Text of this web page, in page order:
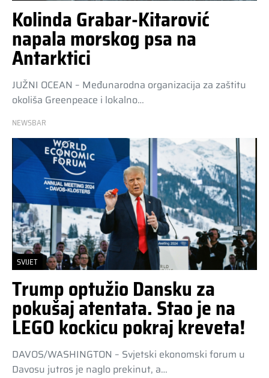
Kolinda Grabar-Kitarović
napala morskog psa na
Antarktici
JUŽNI OCEAN – Međunarodna organizacija za zaštitu
okoliša Greenpeace i lokalno…
NEWSBAR
SVIJET
Trump optužio Dansku za
pokušaj atentata. Stao je na
LEGO kockicu pokraj kreveta!
DAVOS/WASHINGTON – Svjetski ekonomski forum u
Davosu jutros je naglo prekinut, a…